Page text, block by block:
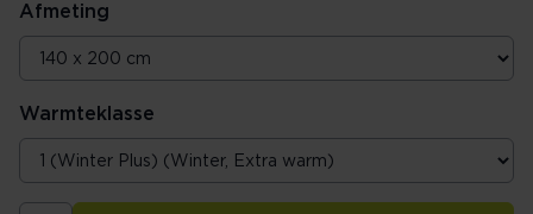
Afmeting
Warmteklasse